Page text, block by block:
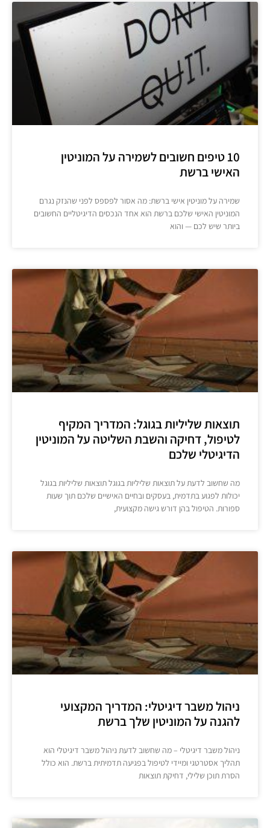
10 טיפים חשובים לשמירה על המוניטין
האישי ברשת
שמירה על מוניטין אישי ברשת: מה אסור לפספס לפני שהנזק נגרם
המוניטין האישי שלכם ברשת הוא אחד הנכסים הדיגיטליים החשובים
ביותר שיש לכם — והוא
תוצאות שליליות בגוגל: המדריך המקיף
לטיפול, דחיקה והשבת השליטה על המוניטין
הדיגיטלי שלכם
מה שחשוב לדעת על תוצאות שליליות בגוגל תוצאות שליליות בגוגל
יכולות לפגוע בתדמית, בעסקים ובחיים האישיים שלכם תוך שעות
ספורות. הטיפול בהן דורש גישה מקצועית,
ניהול משבר דיגיטלי: המדריך המקצועי
להגנה על המוניטין שלך ברשת
ניהול משבר דיגיטלי – מה שחשוב לדעת ניהול משבר דיגיטלי הוא
תהליך אסטרטגי ומיידי לטיפול בפגיעה תדמיתית ברשת. הוא כולל
הסרת תוכן שלילי, דחיקת תוצאות